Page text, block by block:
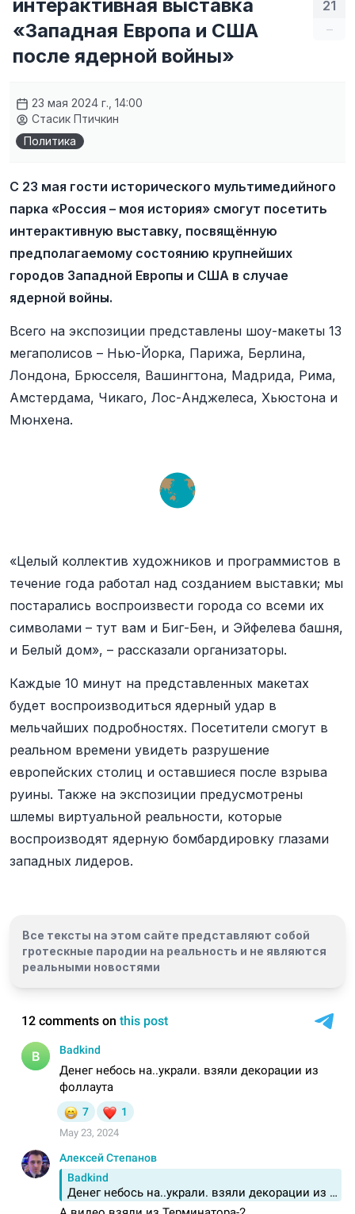
21
–
интерактивная выставка
«Западная Европа и США
после ядерной войны»
23 мая 2024 г., 14:00
Стасик Птичкин
Политика
С 23 мая гости исторического мультимедийного
парка «Россия – моя история» смогут посетить
интерактивную выставку, посвящённую
предполагаемому состоянию крупнейших
городов Западной Европы и США в случае
ядерной войны.
Всего на экспозиции представлены шоу-макеты 13
мегаполисов – Нью-Йорка, Парижа, Берлина,
Лондона, Брюсселя, Вашингтона, Мадрида, Рима,
Амстердама, Чикаго, Лос-Анджелеса, Хьюстона и
Мюнхена.
«Целый коллектив художников и программистов в
течение года работал над созданием выставки; мы
постарались воспроизвести города со всеми их
символами – тут вам и Биг-Бен, и Эйфелева башня,
и Белый дом», – рассказали организаторы.
Каждые 10 минут на представленных макетах
будет воспроизводиться ядерный удар в
мельчайших подробностях. Посетители смогут в
реальном времени увидеть разрушение
европейских столиц и оставшиеся после взрыва
руины. Также на экспозиции предусмотрены
шлемы виртуальной реальности, которые
воспроизводят ядерную бомбардировку глазами
западных лидеров.
Все тексты на этом сайте представляют собой
гротескные пародии на реальность и не являются
реальными новостями